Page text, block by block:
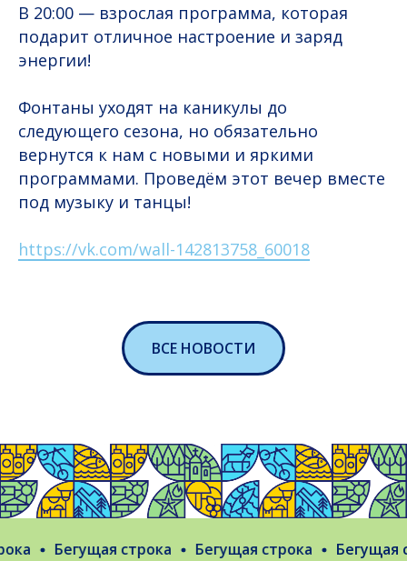
В 20:00 — взрослая программа, которая
подарит отличное настроение и заряд
энергии!
Фонтаны уходят на каникулы до
следующего сезона, но обязательно
вернутся к нам с новыми и яркими
программами. Проведём этот вечер вместе
под музыку и танцы!
https://vk.com/wall-142813758_60018
ВСЕ НОВОСТИ
Бегущая строка Бегущая строка Бегущая